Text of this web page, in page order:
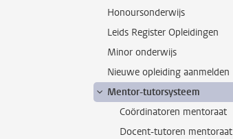
Honoursonderwijs
Leids Register Opleidingen
Minor onderwijs
Nieuwe opleiding aanmelden
Mentor-tutorsysteem
Coördinatoren mentoraat
Docent-tutoren mentoraat